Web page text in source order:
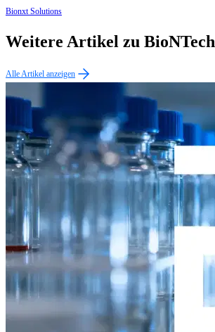
Bionxt Solutions
Weitere Artikel zu BioNTech
Alle Artikel anzeigen